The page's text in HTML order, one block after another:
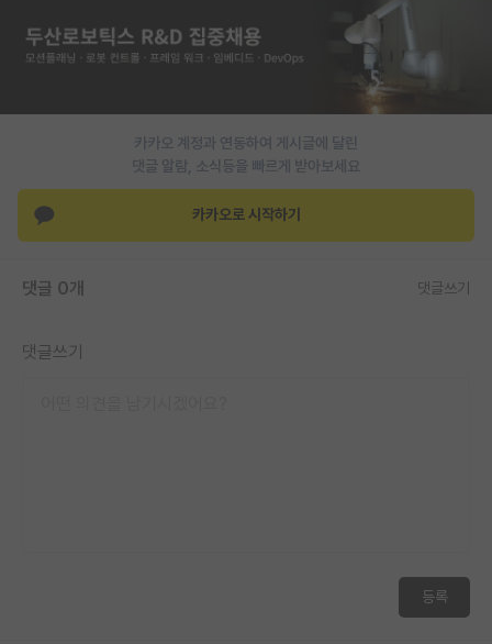
특수/전문대학원 게시판
장학금/장학생 게시판
학술 정보 게시판
홍보 게시판
커리어
카카오 계정과 연동하여 게시글에 달린
댓글 알람, 소식등을 빠르게 받아보세요
카카오로 시작하기
댓글 0개 댓글쓰기
댓글쓰기
등록